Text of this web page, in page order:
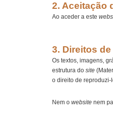
2. Aceitação
Ao aceder a este
3. Direitos
Os textos, imagens,
estrutura do site
o direito de
Nem o website nem